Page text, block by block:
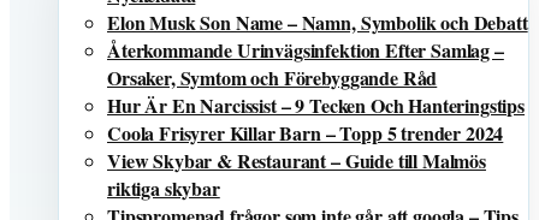
Elon Musk Son Name – Namn, Symbolik och Debatt
Återkommande Urinvägsinfektion Efter Samlag –
Orsaker, Symtom och Förebyggande Råd
Hur Är En Narcissist – 9 Tecken Och Hanteringstips
Coola Frisyrer Killar Barn – Topp 5 trender 2024
View Skybar & Restaurant – Guide till Malmös
riktiga skybar